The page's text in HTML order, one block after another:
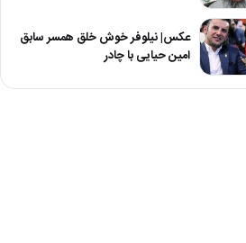
عکس| نیلوفر خوش خلق همسر سابق
امین حیایی با چادر